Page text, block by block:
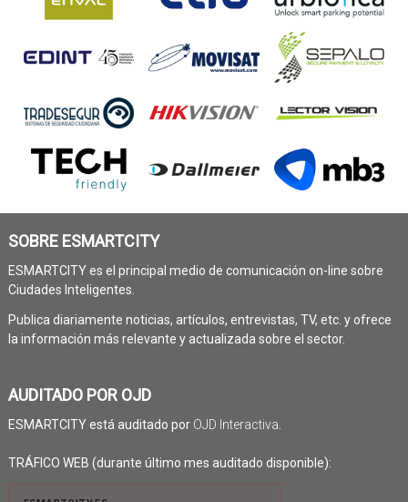
SOBRE ESMARTCITY
ESMARTCITY es el principal medio de comunicación on-line sobre
Ciudades Inteligentes.
Publica diariamente noticias, artículos, entrevistas, TV, etc. y ofrece
la información más relevante y actualizada sobre el sector.
AUDITADO POR OJD
ESMARTCITY está auditado por OJD Interactiva.
TRÁFICO WEB (durante último mes auditado disponible):